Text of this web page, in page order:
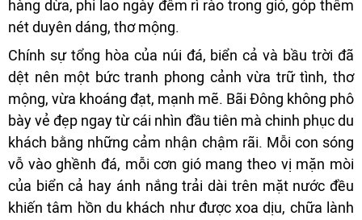
hàng dừa, phi lao ngày đêm rì rào trong gió, góp thêm
nét duyên dáng, thơ mộng.
Chính sự tổng hòa của núi đá, biển cả và bầu trời đã
dệt nên một bức tranh phong cảnh vừa trữ tình, thơ
mộng, vừa khoáng đạt, mạnh mẽ. Bãi Đông không phô
bày vẻ đẹp ngay từ cái nhìn đầu tiên mà chinh phục du
khách bằng những cảm nhận chậm rãi. Mỗi con sóng
vỗ vào ghềnh đá, mỗi cơn gió mang theo vị mặn mòi
của biển cả hay ánh nắng trải dài trên mặt nước đều
khiến tâm hồn du khách như được xoa dịu, chữa lành